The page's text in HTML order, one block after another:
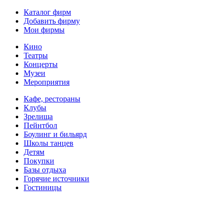
Каталог фирм
Добавить фирму
Мои фирмы
Кино
Театры
Концерты
Музеи
Мероприятия
Кафе, рестораны
Клубы
Зрелища
Пейнтбол
Боулинг и бильярд
Школы танцев
Детям
Покупки
Базы отдыха
Горячие источники
Гостиницы